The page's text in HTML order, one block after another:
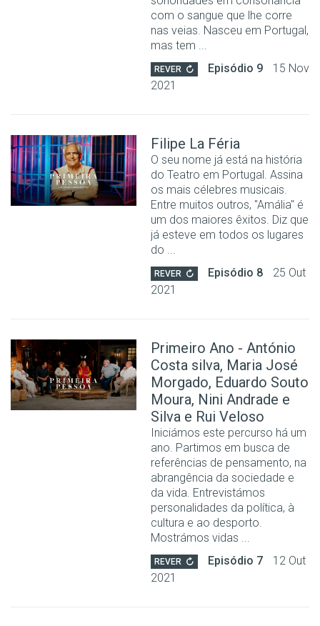
com o sangue que lhe corre
nas veias. Nasceu em Portugal,
mas tem ...
REVER Episódio 9
15 Nov
2021
Filipe La Féria
O seu nome já está na história
do Teatro em Portugal. Assina
os mais célebres musicais.
Entre muitos outros, "Amália" é
um dos maiores êxitos. Diz que
já esteve em todos os lugares
do ...
REVER Episódio 8
25 Out
2021
Primeiro Ano - António
Costa silva, Maria José
Morgado, Eduardo Souto
Moura, Nini Andrade e
Silva e Rui Veloso
Iniciámos este percurso há um
ano. Partimos em busca de
referências de pensamento, na
abrangência da sociedade e
da vida. Entrevistámos
personalidades da política, à
cultura e ao desporto.
Mostrámos vidas ...
REVER Episódio 7
12 Out
2021